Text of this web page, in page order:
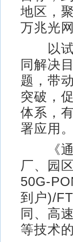
地区，
万兆光
以试
同解决
题，带
突破，
体系，
署应用。
《通
厂、园
50G-
到户)/
同、高
等技术